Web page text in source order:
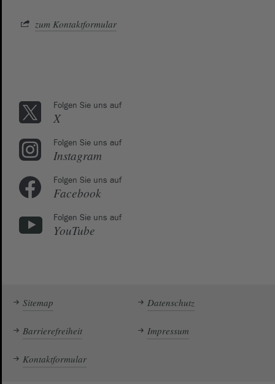
zum Kontaktformular
Folgen Sie uns auf
X
Folgen Sie uns auf
Instagram
Folgen Sie uns auf
Facebook
Folgen Sie uns auf
YouTube
Sitemap Datenschutz
Barrierefreiheit Impressum
Kontaktformular